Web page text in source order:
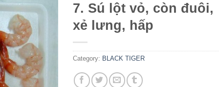
Add to
wishlist
7. Sú lột vỏ, còn đuôi,
xẻ lưng, hấp
Category: BLACK TIGER